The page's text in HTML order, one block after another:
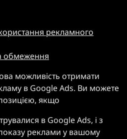
рекламного
обмеження
можливість отримати
в Google Ads. Ви можете
якщо
в Google Ads, і з
реклами у вашому